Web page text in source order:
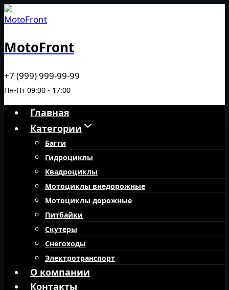
Перейти
к
MotoFront
+7 (999) 999-99-99
Пн-Пт 09:00 - 17:00
Главная
Категории
Багги
Гидроциклы
Квадроциклы
Мотоциклы внедорожные
Мотоциклы дорожные
Питбайки
Скутеры
Снегоходы
Электротранспорт
О компании
Контакты